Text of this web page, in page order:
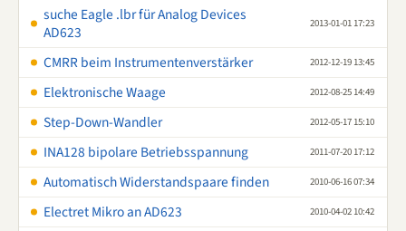
suche Eagle .lbr für Analog Devices
AD623
2013-01-01 17:23
CMRR beim Instrumentenverstärker 2012-12-19 13:45
Elektronische Waage 2012-08-25 14:49
Step-Down-Wandler 2012-05-17 15:10
INA128 bipolare Betriebsspannung 2011-07-20 17:12
Automatisch Widerstandspaare finden 2010-06-16 07:34
Electret Mikro an AD623 2010-04-02 10:42